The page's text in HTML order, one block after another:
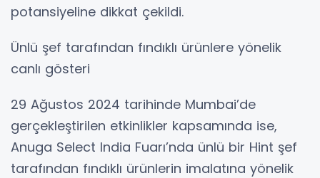
potansiyeline dikkat çekildi.
Ünlü şef tarafından fındıklı ürünlere yönelik
canlı gösteri
29 Ağustos 2024 tarihinde Mumbai’de
gerçekleştirilen etkinlikler kapsamında ise,
Anuga Select India Fuarı’nda ünlü bir Hint şef
tarafından fındıklı ürünlerin imalatına yönelik